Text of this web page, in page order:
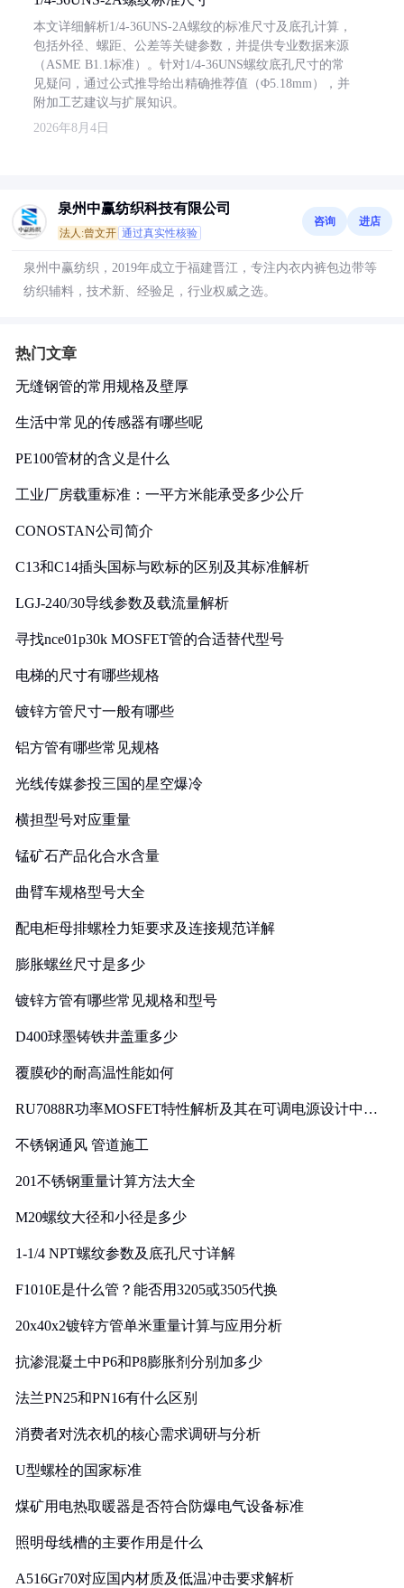
本文详细解析1/4-36UNS-2A螺纹的标准尺寸及底孔计算，
包括外径、螺距、公差等关键参数，并提供专业数据来源
（ASME B1.1标准）。针对1/4-36UNS螺纹底孔尺寸的常
见疑问，通过公式推导给出精确推荐值（Φ5.18mm），并
附加工艺建议与扩展知识。
2026年8月4日
泉州中赢纺织科技有限公司
法人:曾文开 通过真实性核验
咨询 进店
泉州中赢纺织，2019年成立于福建晋江，专注内衣内裤包边带等
纺织辅料，技术新、经验足，行业权威之选。
热门文章
无缝钢管的常用规格及壁厚
生活中常见的传感器有哪些呢
PE100管材的含义是什么
工业厂房载重标准：一平方米能承受多少公斤
CONOSTAN公司简介
C13和C14插头国标与欧标的区别及其标准解析
LGJ-240/30导线参数及载流量解析
寻找nce01p30k MOSFET管的合适替代型号
电梯的尺寸有哪些规格
镀锌方管尺寸一般有哪些
铝方管有哪些常见规格
光线传媒参投三国的星空爆冷
横担型号对应重量
锰矿石产品化合水含量
曲臂车规格型号大全
配电柜母排螺栓力矩要求及连接规范详解
膨胀螺丝尺寸是多少
镀锌方管有哪些常见规格和型号
D400球墨铸铁井盖重多少
覆膜砂的耐高温性能如何
RU7088R功率MOSFET特性解析及其在可调电源设计中的
不锈钢通风 管道施工
201不锈钢重量计算方法大全
M20螺纹大径和小径是多少
1-1/4 NPT螺纹参数及底孔尺寸详解
F1010E是什么管？能否用3205或3505代换
20x40x2镀锌方管单米重量计算与应用分析
抗渗混凝土中P6和P8膨胀剂分别加多少
法兰PN25和PN16有什么区别
消费者对洗衣机的核心需求调研与分析
U型螺栓的国家标准
煤矿用电热取暖器是否符合防爆电气设备标准
照明母线槽的主要作用是什么
A516Gr70对应国内材质及低温冲击要求解析